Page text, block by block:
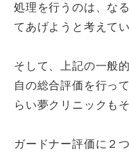
処理を行うのは、な
てあげようと考えて
そして、上記の一般
自の総合評価を行っ
らい夢クリニックも
ガードナー評価に２